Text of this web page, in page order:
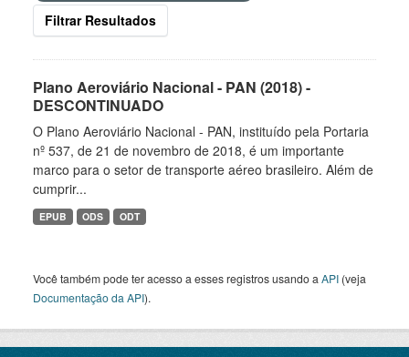
Filtrar Resultados
Plano Aeroviário Nacional - PAN (2018) -
DESCONTINUADO
O Plano Aeroviário Nacional - PAN, instituído pela Portaria
nº 537, de 21 de novembro de 2018, é um importante
marco para o setor de transporte aéreo brasileiro. Além de
cumprir...
EPUB ODS ODT
Você também pode ter acesso a esses registros usando a API (veja
Documentação da API).